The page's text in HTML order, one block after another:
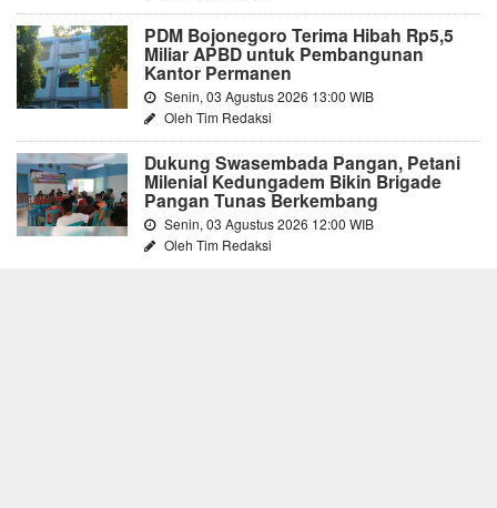
PDM Bojonegoro Terima Hibah Rp5,5
Miliar APBD untuk Pembangunan
Kantor Permanen
Senin, 03 Agustus 2026 13:00 WIB
Oleh Tim Redaksi
Dukung Swasembada Pangan, Petani
Milenial Kedungadem Bikin Brigade
Pangan Tunas Berkembang
Senin, 03 Agustus 2026 12:00 WIB
Oleh Tim Redaksi